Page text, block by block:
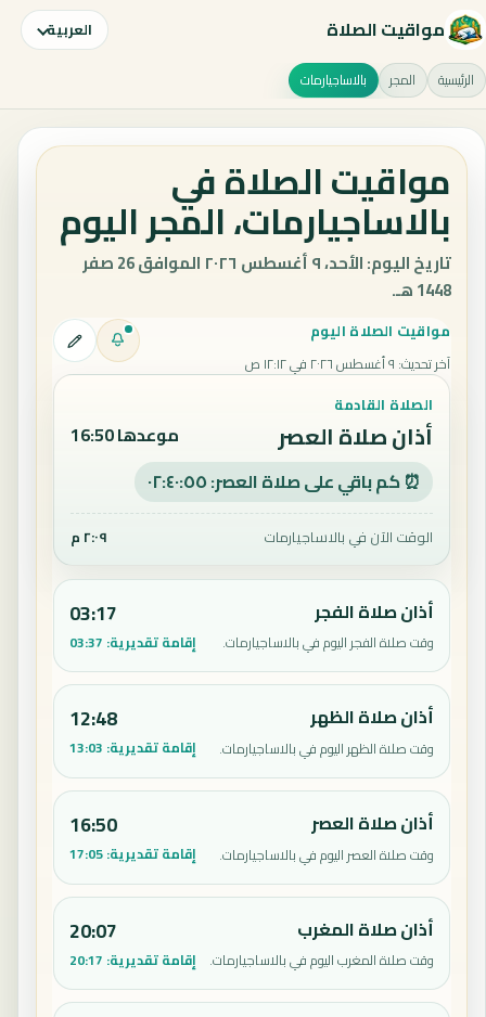
مواقيت الصلاة العربية
الرئيسية المجر بالاساجيارمات
مواقيت الصلاة في
بالاساجيارمات، المجر اليوم
تاريخ اليوم: الأحد، ٩ أغسطس ٢٠٢٦ الموافق 26 صفر
1448 هـ.
مواقيت الصلاة اليوم
آخر تحديث: ٩ أغسطس ٢٠٢٦ في ١٢:١٢ ص
الصلاة القادمة
أذان صلاة العصر موعدها 16:50
⏰ كم باقي على صلاة العصر: ٠٢:٤٠:٥٤
الوقت الآن في بالاساجيارمات ٢:٠٩ م
أذان صلاة الفجر
وقت صلاة الفجر اليوم في بالاساجيارمات.
03:17
إقامة تقديرية: 03:37
أذان صلاة الظهر
وقت صلاة الظهر اليوم في بالاساجيارمات.
12:48
إقامة تقديرية: 13:03
أذان صلاة العصر
وقت صلاة العصر اليوم في بالاساجيارمات.
16:50
إقامة تقديرية:17:05
أذان صلاة المغرب
وقت صلاة المغرب اليوم في بالاساجيارمات.
20:07
إقامة تقديرية: 20:17